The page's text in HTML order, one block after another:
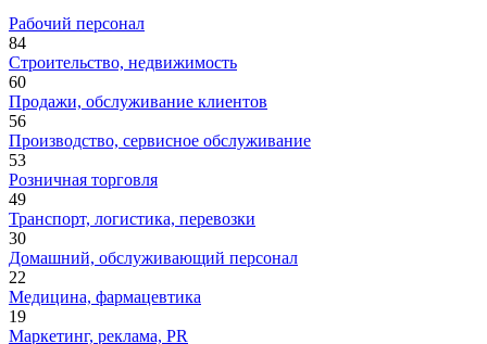
Рабочий персонал
84
Строительство, недвижимость
60
Продажи, обслуживание клиентов
56
Производство, сервисное обслуживание
53
Розничная торговля
49
Транспорт, логистика, перевозки
30
Домашний, обслуживающий персонал
22
Медицина, фармацевтика
19
Маркетинг, реклама, PR